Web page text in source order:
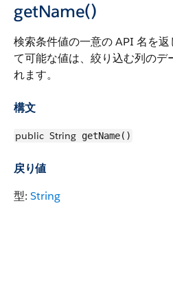
getName()
検索条件値の一意の API 名を
て可能な値は、絞り込む列のデ
れます。
構文
public String getName()
戻り値
型: String